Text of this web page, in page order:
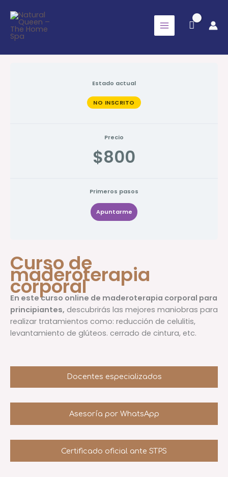
contenido
Estado actual
NO INSCRITO
Precio
$800
Primeros pasos
Apuntarme
Curso de
maderoterapia
corporal
En este curso online de maderoterapia corporal para
principiantes, descubrirás las mejores maniobras para
realizar tratamientos como: reducción de celulitis,
levantamiento de glúteos. cerrado de cintura, etc.
Docentes especializados
Asesoría por WhatsApp
Certificado oficial ante STPS